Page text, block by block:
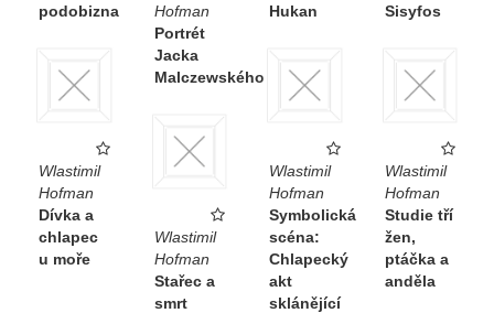
podobizna
Hukan
Sisyfos
Hofman
Portrét
Jacka
Malczewského
Wlastimil
Hofman
Dívka a
chlapec
u moře
Wlastimil
Hofman
Symbolická
scéna:
Chlapecký
akt
sklánějící
Wlastimil
Hofman
Studie tří
žen,
ptáčka a
anděla
Wlastimil
Hofman
Stařec a
smrt